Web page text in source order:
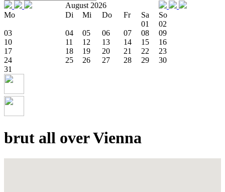
August 2026
Mo
Di Mi Do Fr Sa
So
01
02
03
04 05 06 07 08
09
10
11 12 13 14 15
16
17
18 19 20 21 22
23
24
25 26 27 28 29
30
31
brut all over Vienna